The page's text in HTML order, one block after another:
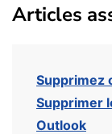
Articles
Supprimez
Supprimer
Outlook